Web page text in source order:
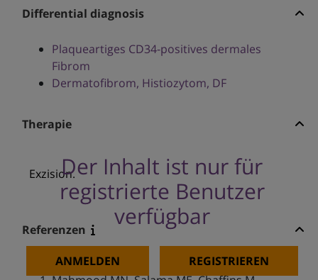
Differential diagnosis
Plaqueartiges CD34-positives dermales
Fibrom
Dermatofibrom, Histiozytom, DF
Therapie
Der Inhalt ist nur für
registrierte Benutzer
verfügbar
ANMELDEN REGISTRIEREN
Exzision.
Referenzen